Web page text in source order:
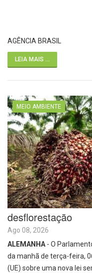
AGÊNCIA BRASIL
LEIA MAIS ...
MEIO AMBIENTE
desflorestação
Ago 08, 2026
ALEMANHA - O
da manhã de terça-feira,
(UE) sobre uma nova lei